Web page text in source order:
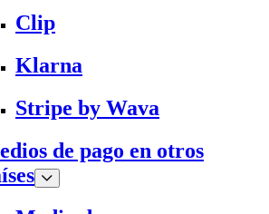
Clip
Klarna
Stripe by Wava
de pago en otros